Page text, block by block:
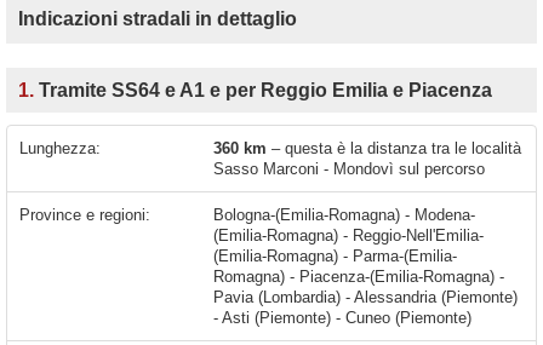
Indicazioni stradali in dettaglio
1. Tramite SS64 e A1 e per Reggio Emilia e Piacenza
Lunghezza: 360 km – questa è la distanza tra le località
Sasso Marconi - Mondovì sul percorso
Province e regioni:
Bologna-(Emilia-Romagna) - Modena-
(Emilia-Romagna) - Reggio-Nell'Emilia-
(Emilia-Romagna) - Parma-(Emilia-
Romagna) - Piacenza-(Emilia-Romagna) -
Pavia (Lombardia) - Alessandria (Piemonte)
- Asti (Piemonte) - Cuneo (Piemonte)